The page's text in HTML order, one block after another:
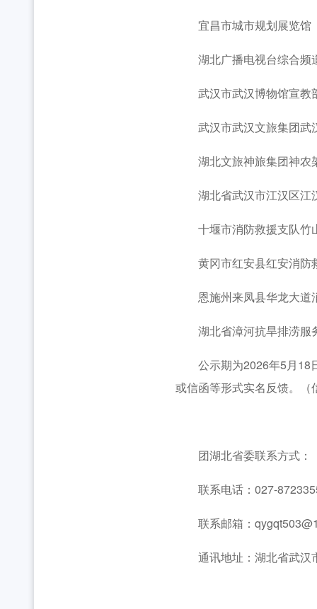
宜昌市城市规划展览馆
湖北广播电视台综合频
武汉市武汉博物馆宣教
武汉市武汉文旅集团武
湖北文旅神旅集团神农
湖北省武汉市江汉区江
十堰市消防救援支队竹
黄冈市红安县红安消防
恩施州来凤县华龙大道
湖北省漳河抗旱排涝服
公示期为2026年5月18日
或信函等形式实名反馈。（
团湖北省委联系方式：
联系电话：027-
联系邮箱：
通讯地址：湖北省武汉